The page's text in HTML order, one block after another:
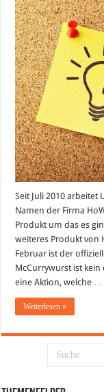
Seit Juli 2010 arbeitet
Namen der Firma
Produkt um das es
weiteres Produkt von
Februar ist der
McCurrywurst ist
eine Aktion, welche …
Weiterlesen »